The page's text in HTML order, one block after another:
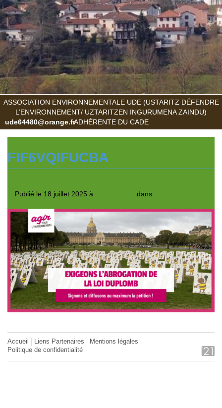
ASSOCIATION ENVIRONNEMENTALE UDE (USTARITZ DÉFENDRE
L’ENVIRONNEMENT/ UZTARITZEN INGURUMENA ZAINDU)
ADHÉRENTE DU CADE
ude64480@orange.fr
FIF6VQIFUCBA
Publié le 18 juillet 2025 à dans
Accueil Liens Partenaires
Mentions légales
Politique de confidentialité